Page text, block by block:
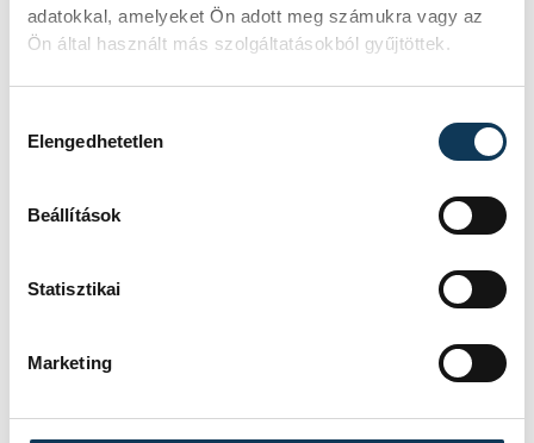
adatokkal, amelyeket Ön adott meg számukra vagy az
Ön által használt más szolgáltatásokból gyűjtöttek.
Elengedhetetlen
Beállítások
Statisztikai
Marketing
KÖZÉLET
Donald Trump: létrejött
Egyesült Államok és Irán